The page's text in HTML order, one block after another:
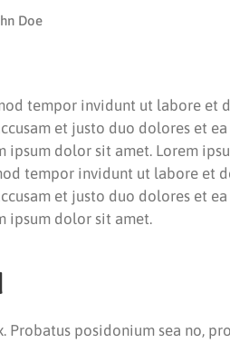
Doe
tempor invidunt ut labore et
et justo duo dolores et
ipsum dolor sit amet. Lorem
tempor invidunt ut labore et
et justo duo dolores et
ipsum dolor sit amet.
Probatus posidonium sea no,